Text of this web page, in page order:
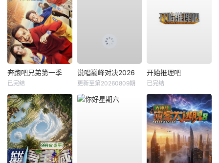
奔跑吧兄弟第一季
已完结
说唱巅峰对决2026
更新至第20260809期
开始推理吧
已完结